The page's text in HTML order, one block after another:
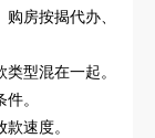
房按揭代办、
型混在一起。
。
速度。